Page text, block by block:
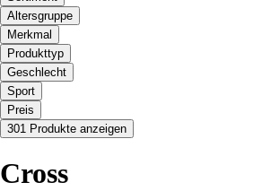
Altersgruppe
Merkmal
Produkttyp
Geschlecht
Sport
Preis
301 Produkte anzeigen
Cross